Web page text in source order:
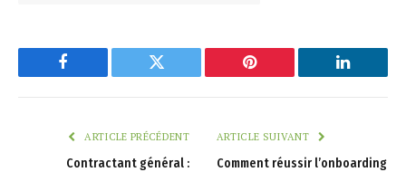
Facebook Twitter Pinterest LinkedIn
ARTICLE PRÉCÉDENT
Contractant général :
ARTICLE SUIVANT
Comment réussir l’onboarding